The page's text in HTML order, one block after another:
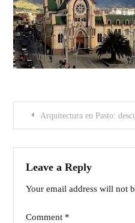
PostArquitectura en Pasto:
Leave a Reply
Your email address will not
Comment *